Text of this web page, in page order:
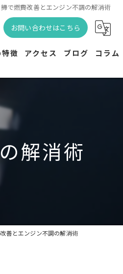
で燃費改善とエンジン不調の解消術
お問い合わせはこちら
徴
リー交換
ナンス
バッテリー交換
アクセス ブログ コラム
解消術
善とエンジン不調の解消術